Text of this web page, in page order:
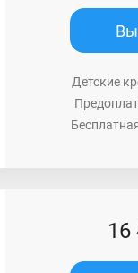
Детские
16